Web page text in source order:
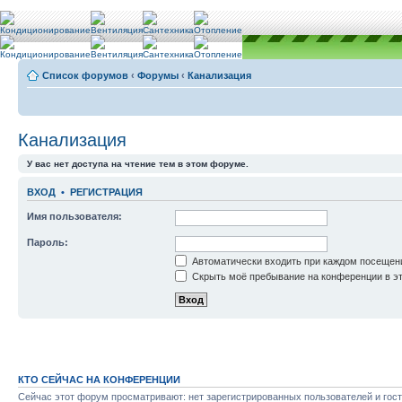
Список форумов ‹ Форумы ‹ Канализация
Канализация
У вас нет доступа на чтение тем в этом форуме.
ВХОД • РЕГИСТРАЦИЯ
Имя пользователя:
Пароль:
Автоматически входить при каждом
Скрыть моё пребывание на конференции в
КТО СЕЙЧАС НА КОНФЕРЕНЦИИ
Сейчас этот форум просматривают: нет зарегистрированных пользователей и